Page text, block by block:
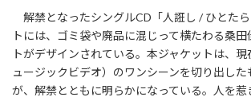
解禁となったシングルCD「人誑し / ひとた
トには、ゴミ袋や廃品に混じって横たわる桑
トがデザインされている。本ジャケットは、
ュージックビデオ）のワンシーンを切り出した
が、解禁とともに明らかになっている。人を惹